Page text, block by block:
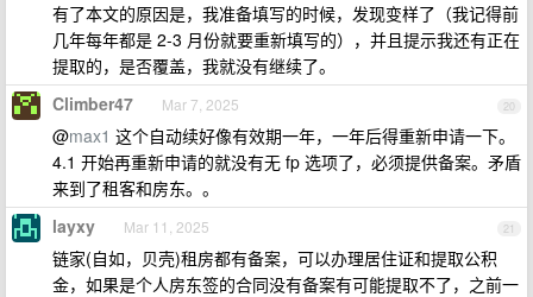
有了本文的原因是，我准备填写的时候，发现变样了（我记得前
几年每年都是 2-3 月份就要重新填写的），并且提示我还有正在
提取的，是否覆盖，我就没有继续了。
20
Climber47 Mar 7, 2025
@max1 这个自动续好像有效期一年，一年后得重新申请一下。
4.1 开始再重新申请的就没有无 fp 选项了，必须提供备案。矛盾
来到了租客和房东。。
21
layxy Mar 11, 2025
链家(自如，贝壳)租房都有备案，可以办理居住证和提取公积
金，如果是个人房东签的合同没有备案有可能提取不了，之前一